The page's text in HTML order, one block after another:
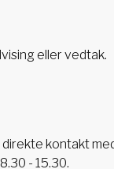
eller vedtak.
kontakt
- 15.30.